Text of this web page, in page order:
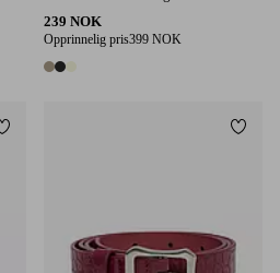
239 NOK
Opprinnelig pris399 NOK
3 farger
Legg til favoritter